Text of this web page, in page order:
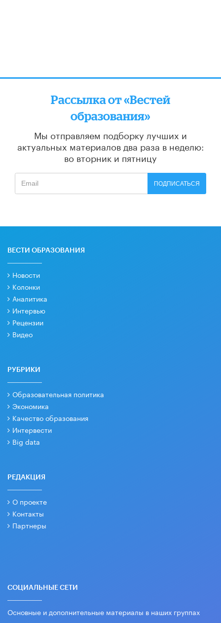
Рассылка от «Вестей
образования»
Мы отправляем подборку лучших и
актуальных материалов два раза в неделю:
во вторник и пятницу
ПОДПИСАТЬСЯ
ВЕСТИ ОБРАЗОВАНИЯ
Новости
Колонки
Аналитика
Интервью
Рецензии
Видео
РУБРИКИ
Образовательная политика
Экономика
Качество образования
Интервести
Big data
РЕДАКЦИЯ
О проекте
Контакты
Партнеры
СОЦИАЛЬНЫЕ СЕТИ
Основные и дополнительные материалы в наших группах